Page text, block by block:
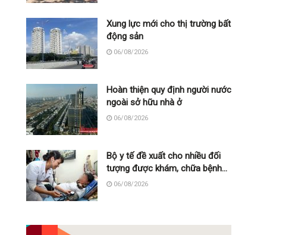
Xung lực mới cho thị trường bất
động sản
06/08/2026
Hoàn thiện quy định người nước
ngoài sở hữu nhà ở
06/08/2026
Bộ y tế đề xuất cho nhiều đối
tượng được khám, chữa bệnh
tại nhà, bảo hiểm y tế chi trả
06/08/2026